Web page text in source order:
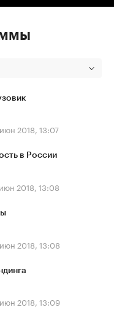
2018, 13:07
в России
2018, 13:08
2018, 13:08
2018, 13:09